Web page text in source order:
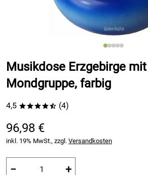
Musikdose Erzgebirge mit
Mondgruppe, farbig
4,5 ****/ (4)
96,98 €
inkl. 19% MwSt., zzgl. Versandkosten
− +